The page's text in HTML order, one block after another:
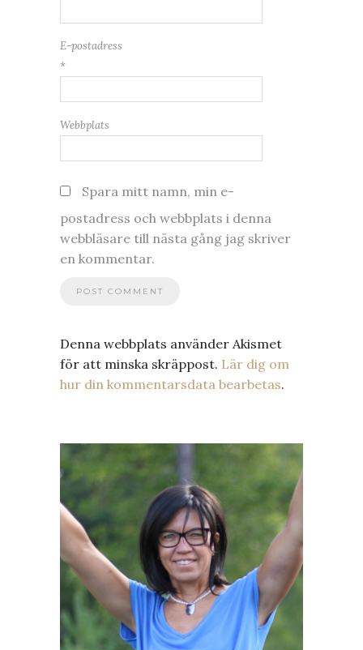
E-postadress
*
Webbplats
Spara mitt namn, min e-
postadress och webbplats i denna
webbläsare till nästa gång jag skriver
en kommentar.
Denna webbplats använder Akismet
för att minska skräppost. Lär dig om
hur din kommentarsdata bearbetas.